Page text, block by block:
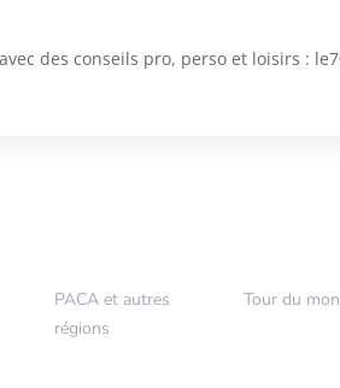
des conseils pro, perso et loisirs :
PACA et autres
régions
Tour du